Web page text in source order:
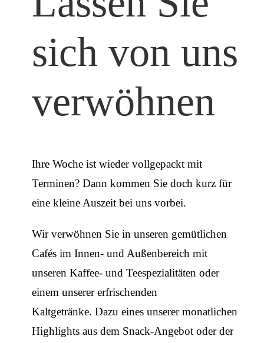
sich von uns
verwöhnen
Ihre Woche ist wieder vollgepackt mit
Terminen? Dann kommen Sie doch kurz für
eine kleine Auszeit bei uns vorbei.
Wir verwöhnen Sie in unseren gemütlichen
Cafés im Innen- und Außenbereich mit
unseren Kaffee- und Teespezialitäten oder
einem unserer erfrischenden
Kaltgetränke. Dazu eines unserer monatlichen
Highlights aus dem Snack-Angebot oder der